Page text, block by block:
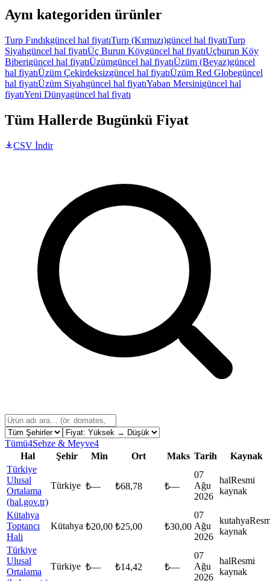
Aynı kategoriden ürünler
Turp Fındıkgüncel hal fiyatıTurp (Kırmızı)güncel hal fiyatıTurp
Siyahgüncel hal fiyatıÜç Burun Köygüncel hal fiyatıUçburun Köy
Biberigüncel hal fiyatıÜzümgüncel hal fiyatıÜzüm (Beyaz)güncel
hal fiyatıÜzüm Çekirdeksizgüncel hal fiyatıÜzüm Red Globegüncel
hal fiyatıÜzüm Siyahgüncel hal fiyatıYaban Mersinigüncel hal
fiyatıYeni Dünyagüncel hal fiyatı
Tüm Hallerde Bugünkü Fiyat
CSV İndir
Tümü4Sebze & Meyve4
Hal
Şehir Min Ort Maks Tarih
Kaynak
Türkiye
Ulusal
Ortalama
(hal.gov.tr)
Türkiye ₺— ₺68,78 ₺—
07
Ağu
2026
halResmi
kaynak
Kütahya
Toptancı
Hali
Kütahya ₺20,00 ₺25,00 ₺30,00
07
Ağu
2026
kutahya
kaynak
Türkiye
Ulusal
Ortalama
Türkiye ₺— ₺14,42 ₺—
07
Ağu
2026
halResmi
kaynak